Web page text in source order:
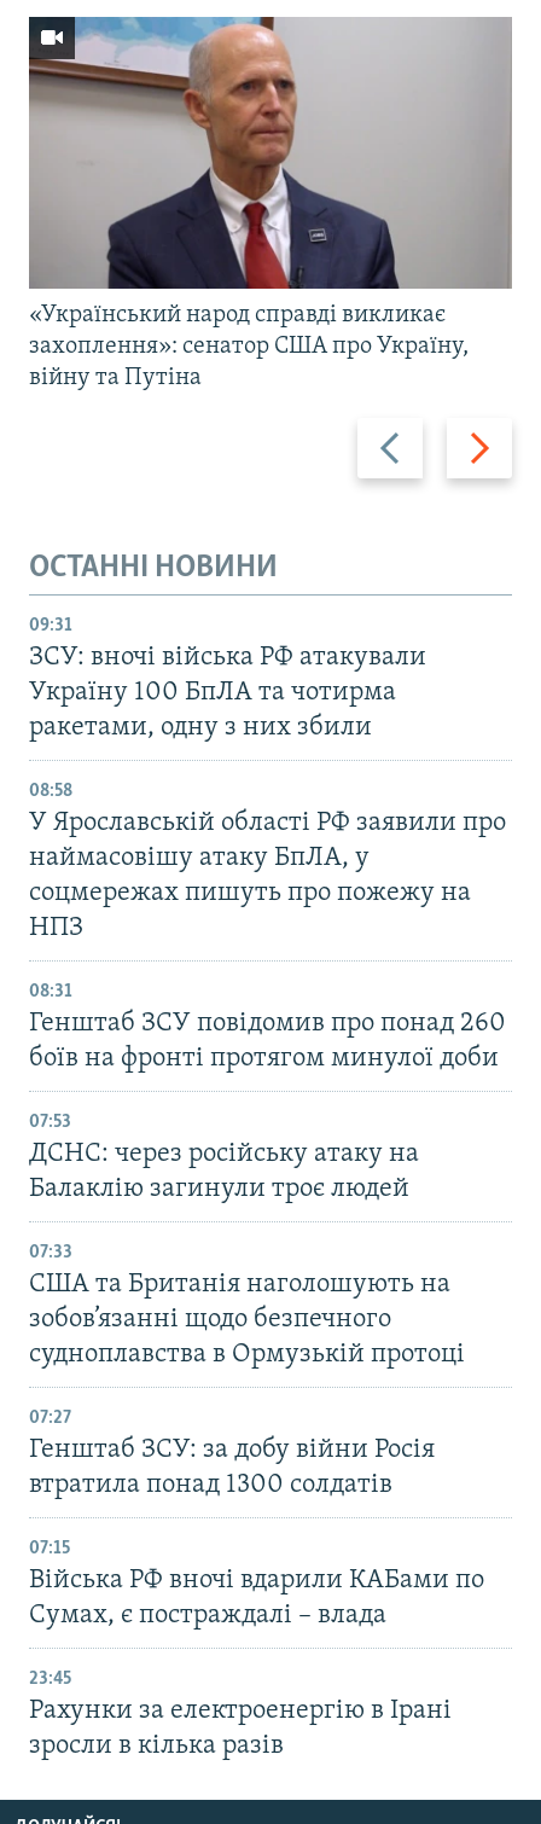
Назад Вперед
«Український народ справді викликає
захоплення»: сенатор США про Україну,
війну та Путіна
ОСТАННІ НОВИНИ
09:31
ЗСУ: вночі війська РФ атакували
Україну 100 БпЛА та чотирма
ракетами, одну з них збили
08:58
У Ярославській області РФ заявили про
наймасовішу атаку БпЛА, у
соцмережах пишуть про пожежу на
НПЗ
08:31
Генштаб ЗСУ повідомив про понад 260
боїв на фронті протягом минулої доби
07:53
ДСНС: через російську атаку на
Балаклію загинули троє людей
07:33
США та Британія наголошують на
зобов’язанні щодо безпечного
судноплавства в Ормузькій протоці
07:27
Генштаб ЗСУ: за добу війни Росія
втратила понад 1300 солдатів
07:15
Війська РФ вночі вдарили КАБами по
Сумах, є постраждалі – влада
23:45
Рахунки за електроенергію в Ірані
зросли в кілька разів